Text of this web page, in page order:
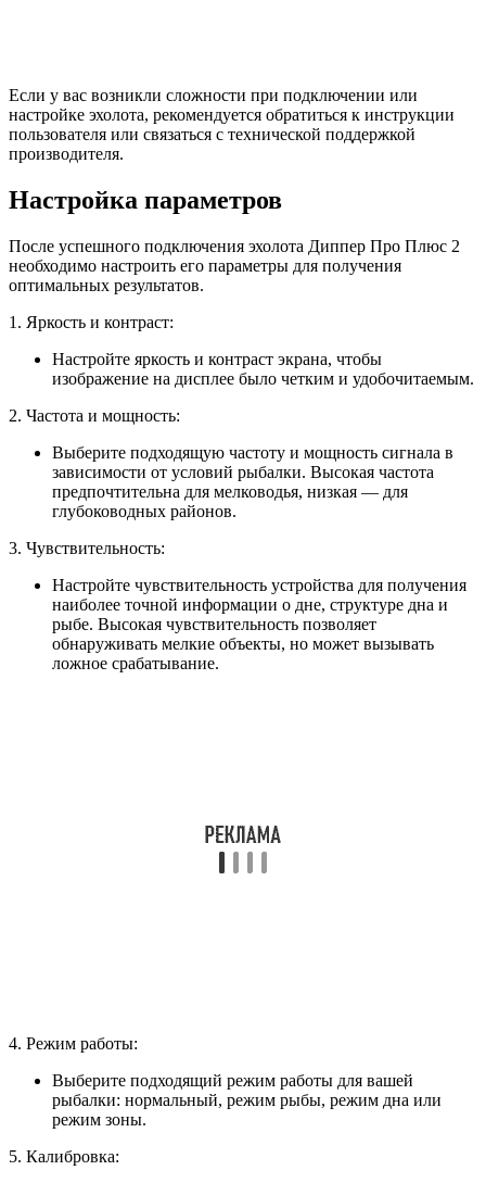
Если у вас возникли сложности при подключении или
настройке эхолота, рекомендуется обратиться к инструкции
пользователя или связаться с технической поддержкой
производителя.
Настройка параметров
После успешного подключения эхолота Диппер Про Плюс 2
необходимо настроить его параметры для получения
оптимальных результатов.
1. Яркость и контраст:
Настройте яркость и контраст экрана, чтобы
изображение на дисплее было четким и удобочитаемым.
2. Частота и мощность:
Выберите подходящую частоту и мощность сигнала в
зависимости от условий рыбалки. Высокая частота
предпочтительна для мелководья, низкая — для
глубоководных районов.
3. Чувствительность:
Настройте чувствительность устройства для получения
наиболее точной информации о дне, структуре дна и
рыбе. Высокая чувствительность позволяет
обнаруживать мелкие объекты, но может вызывать
ложное срабатывание.
4. Режим работы:
Выберите подходящий режим работы для вашей
рыбалки: нормальный, режим рыбы, режим дна или
режим зоны.
5. Калибровка: